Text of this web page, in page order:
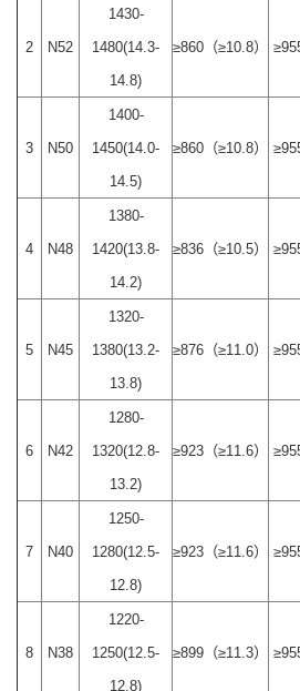
2 N52
1430-
1480(14.3-
14.8)
≥860（≥10.8）
3 N50
1400-
1450(14.0-
14.5)
≥860（≥10.8）
4 N48
1380-
1420(13.8-
14.2)
≥836（≥10.5）
5 N45
1320-
1380(13.2-
13.8)
≥876（≥11.0）
6 N42
1280-
1320(12.8-
13.2)
≥923（≥11.6）
7 N40
1250-
1280(12.5-
12.8)
≥923（≥11.6）
8 N38
1220-
1250(12.5-
12.8)
≥899（≥11.3）